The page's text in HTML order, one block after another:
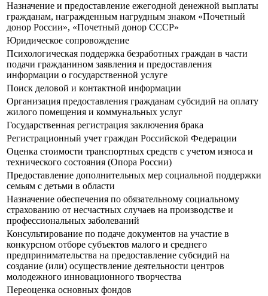
Назначение и предоставление ежегодной денежной выплаты
гражданам, награжденным нагрудным знаком «Почетный
донор России», «Почетный донор СССР»
Юридическое сопровождение
Психологическая поддержка безработных граждан в части
подачи гражданином заявления и предоставления
информации о государственной услуге
Поиск деловой и контактной информации
Организация предоставления гражданам субсидий на оплату
жилого помещения и коммунальных услуг
Государственная регистрация заключения брака
Регистрационный учет граждан Российской Федерации
Оценка стоимости транспортных средств с учетом износа и
технического состояния (Опора России)
Предоставление дополнительных мер социальной поддержки
семьям с детьми в области
Назначение обеспечения по обязательному социальному
страхованию от несчастных случаев на производстве и
профессиональных заболеваний
Консультирование по подаче документов на участие в
конкурсном отборе субъектов малого и среднего
предпринимательства на предоставление субсидий на
создание (или) осуществление деятельности центров
молодежного инновационного творчества
Переоценка основных фондов